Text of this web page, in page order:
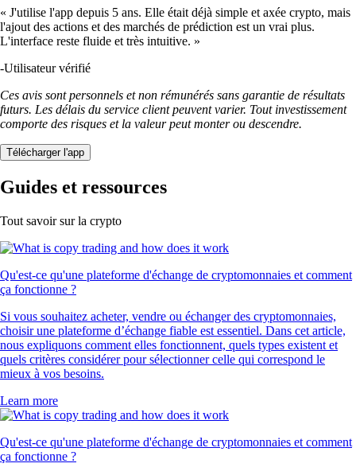
« J'utilise l'app depuis 5 ans. Elle était déjà simple et axée crypto, mais
l'ajout des actions et des marchés de prédiction est un vrai plus.
L'interface reste fluide et très intuitive. »
-Utilisateur vérifié
Ces avis sont personnels et non rémunérés sans garantie de résultats
futurs. Les délais du service client peuvent varier. Tout investissement
comporte des risques et la valeur peut monter ou descendre.
Télécharger l'app
Guides et ressources
Tout savoir sur la crypto
Qu'est-ce qu'une plateforme d'échange de cryptomonnaies et comment
ça fonctionne ?
Si vous souhaitez acheter, vendre ou échanger des cryptomonnaies,
choisir une plateforme d’échange fiable est essentiel. Dans cet article,
nous expliquons comment elles fonctionnent, quels types existent et
quels critères considérer pour sélectionner celle qui correspond le
mieux à vos besoins.
Learn more
Qu'est-ce qu'une plateforme d'échange de cryptomonnaies et comment
ça fonctionne ?